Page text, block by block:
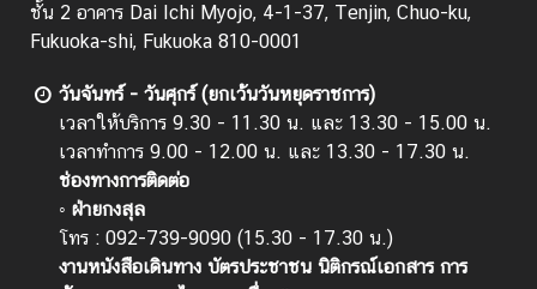
ก
ร
นั
ด
ห
ม
า
ย
ชั้น 2 อาคาร Dai Ichi Myojo, 4-1-37, Tenjin, Chuo-ku,
Fukuoka-shi, Fukuoka 810-0001
วันจันทร์ - วันศุกร์ (ยกเว้นวันหยุดราชการ)
เวลาให้บริการ 9.30 - 11.30 น. และ 13.30 - 15.00 น.
เวลาทำการ 9.00 - 12.00 น. และ 13.30 - 17.30 น.
ช่องทางการติดต่อ
◦ ฝ่ายกงสุล
โทร : 092-739-9090 (15.30 - 17.30 น.)
งานหนังสือเดินทาง บัตรประชาชน นิติกรณ์เอกสาร การ